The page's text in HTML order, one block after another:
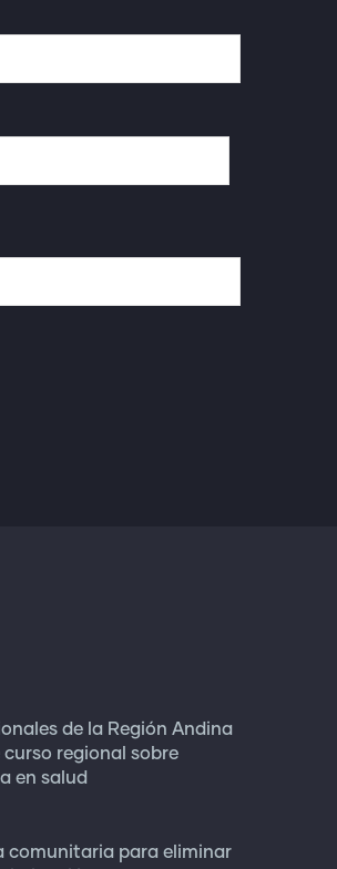
de la Región Andina
regional sobre
en salud
comunitaria para eliminar